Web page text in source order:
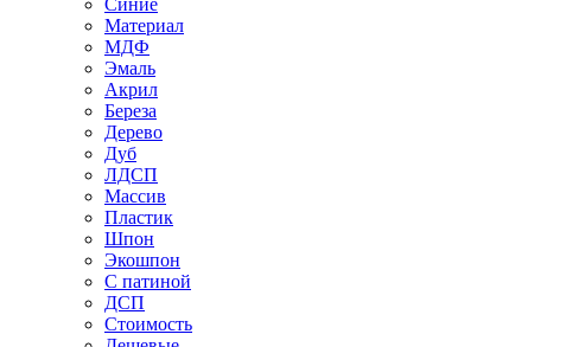
Материал
МДФ
Эмаль
Акрил
Береза
Дерево
Дуб
ЛДСП
Массив
Пластик
Шпон
Экошпон
С патиной
ДСП
Стоимость